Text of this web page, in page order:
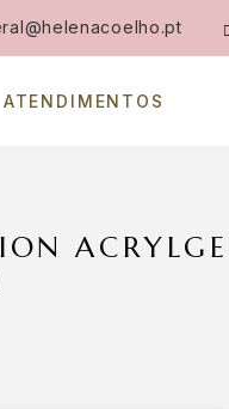
ATENDIMENTOS